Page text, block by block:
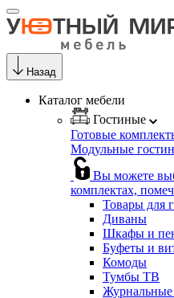
Назад
Каталог мебели
Гостиные
Готовые
Модульные
Вы можете
комплектах,
Товары для
Диваны
Шкафы и
Буфеты и
Комоды
Тумбы ТВ
Журнальные